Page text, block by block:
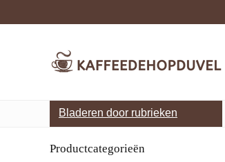
Bladeren door rubrieken
Productcategorieën